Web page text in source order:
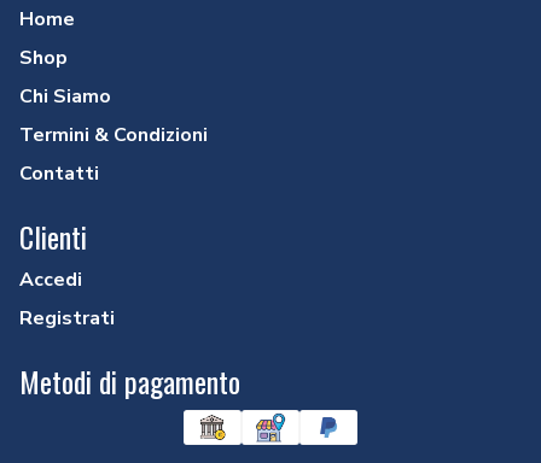
Home
Shop
Chi Siamo
Termini & Condizioni
Contatti
Clienti
Accedi
Registrati
Metodi di pagamento